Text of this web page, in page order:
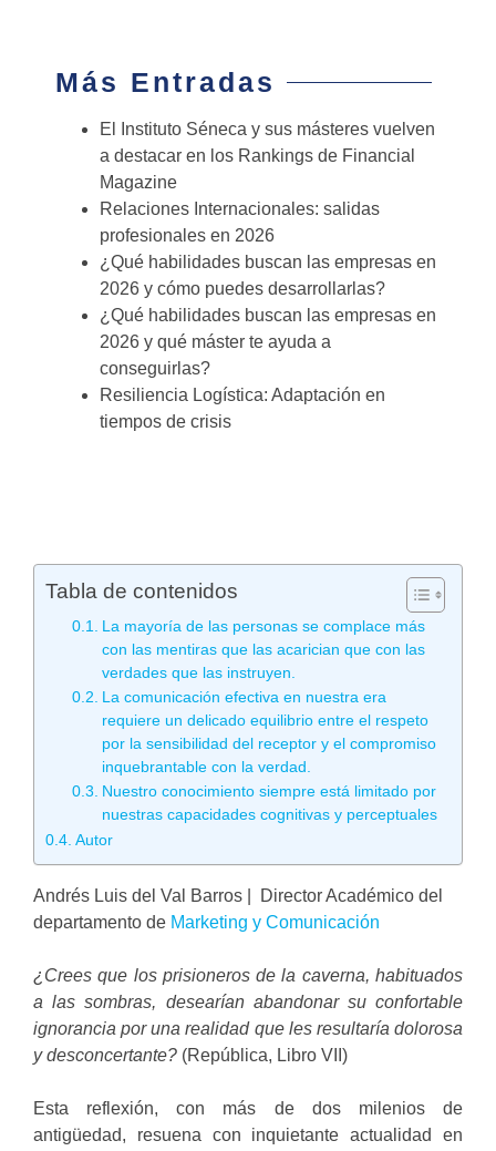
Más Entradas
El Instituto Séneca y sus másteres vuelven
a destacar en los Rankings de Financial
Magazine
Relaciones Internacionales: salidas
profesionales en 2026
¿Qué habilidades buscan las empresas en
2026 y cómo puedes desarrollarlas?
¿Qué habilidades buscan las empresas en
2026 y qué máster te ayuda a
conseguirlas?
Resiliencia Logística: Adaptación en
tiempos de crisis
Tabla de contenidos
La mayoría de las personas se complace más
con las mentiras que las acarician que con las
verdades que las instruyen.
La comunicación efectiva en nuestra era
requiere un delicado equilibrio entre el respeto
por la sensibilidad del receptor y el compromiso
inquebrantable con la verdad.
Nuestro conocimiento siempre está limitado por
nuestras capacidades cognitivas y perceptuales
Autor
Andrés Luis del Val Barros | Director Académico del
departamento de Marketing y Comunicación
¿Crees que los prisioneros de la caverna, habituados
a las sombras, desearían abandonar su confortable
ignorancia por una realidad que les resultaría dolorosa
y desconcertante? (República, Libro VII)
Esta reflexión, con más de dos milenios de
antigüedad, resuena con inquietante actualidad en